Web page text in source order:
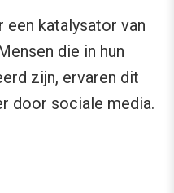
een katalysator van
die in hun
zijn, ervaren dit
door sociale media.